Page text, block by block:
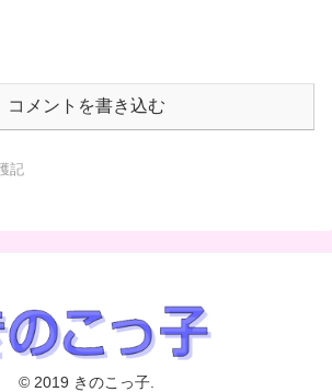
コメントを書き込む
記
© 2019 きのこっ子.